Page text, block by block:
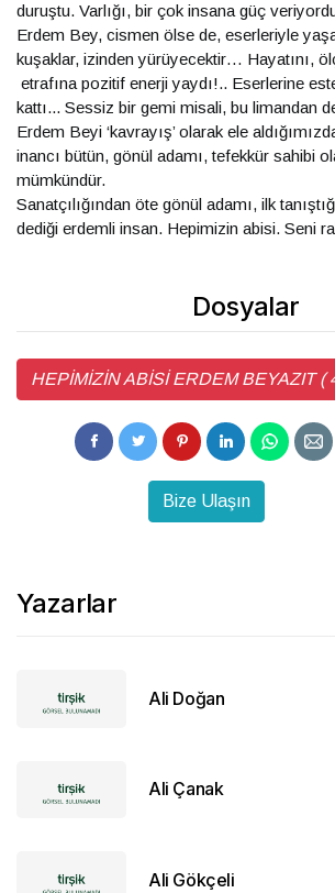
duruştu. Varlığı, bir çok insana güç
Erdem Bey, cismen ölse de, eserleriyle
kuşaklar, izinden yürüyecektir… Hayatını,
etrafına pozitif enerji yaydı!.. Eserlerine
kattı... Sessiz bir gemi misali, bu limandan
Erdem Beyi ‘kavrayış’ olarak ele
inancı bütün, gönül adamı, tefekkür sahibi
mümkündür.
Sanatçılığından öte gönül adamı, ilk
dediği erdemli insan. Hepimizin abisi. Seni
Dosyalar
HEPİMİZİN ABİSİ ERDEM BEYAZIT (
Bize Ulaşın
Yazarlar
Ali Doğan
Ali Çanak
Ali Gökçeli